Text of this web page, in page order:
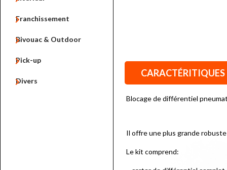
Franchissement

Bivouac & Outdoor

Pick-up

Divers

CARACTÉRITIQUES
Blocage de différentiel
Il offre une plus grande
Le kit comprend: